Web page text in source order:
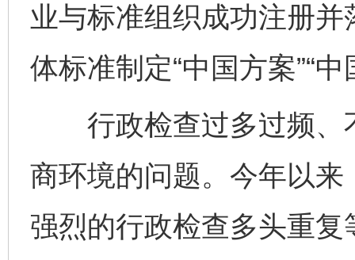
业与标准组织成功注册
体标准制定“中国方案”“中
行政检查过多过频、
商环境的问题。今年以
强烈的行政检查多头重